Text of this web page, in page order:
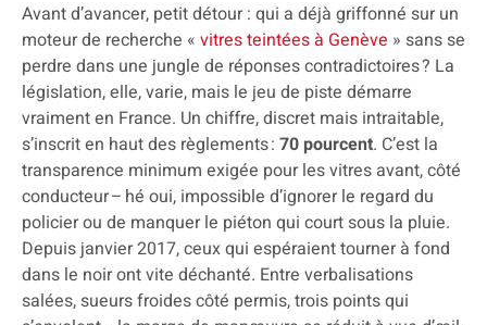
Avant d’avancer, petit détour : qui a déjà griffonné sur un
moteur de recherche « vitres teintées à Genève » sans se
perdre dans une jungle de réponses contradictoires ? La
législation, elle, varie, mais le jeu de piste démarre
vraiment en France. Un chiffre, discret mais intraitable,
s’inscrit en haut des règlements : 70 pourcent. C’est la
transparence minimum exigée pour les vitres avant, côté
conducteur – hé oui, impossible d’ignorer le regard du
policier ou de manquer le piéton qui court sous la pluie.
Depuis janvier 2017, ceux qui espéraient tourner à fond
dans le noir ont vite déchanté. Entre verbalisations
salées, sueurs froides côté permis, trois points qui